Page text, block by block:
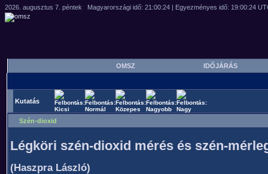
OMSZ IDŐJÁRÁS
Kutatás
Szén-dioxid
Légköri szén-dioxid mérés és szén-
(Haszpra László)